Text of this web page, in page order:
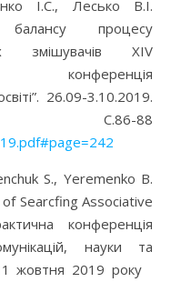
І.С., Лесько В.І.
балансу процесу
змішувачів XIV
конференція
26.09-3.10.2019.
С.86-88
S., Yeremenko B.
Searcfing Associative
конференція
науки та
жовтня 2019 року